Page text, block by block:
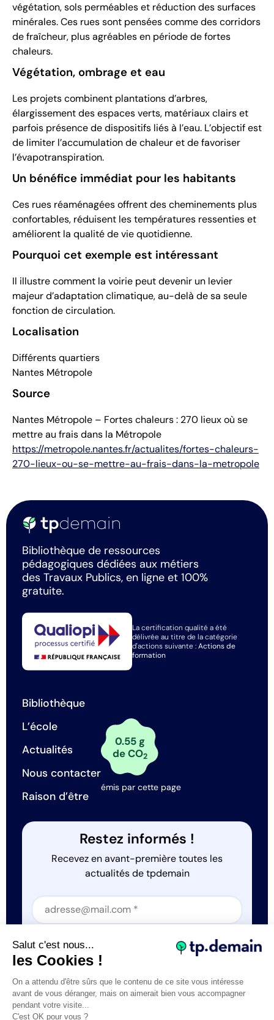
végétation, sols perméables et réduction des surfaces
minérales. Ces rues sont pensées comme des corridors
de fraîcheur, plus agréables en période de fortes
chaleurs.
Végétation, ombrage et eau
Les projets combinent plantations d’arbres,
élargissement des espaces verts, matériaux clairs et
parfois présence de dispositifs liés à l’eau. L’objectif est
de limiter l’accumulation de chaleur et de favoriser
l’évapotranspiration.
Un bénéfice immédiat pour les habitants
Ces rues réaménagées offrent des cheminements plus
confortables, réduisent les températures ressenties et
améliorent la qualité de vie quotidienne.
Pourquoi cet exemple est intéressant
Il illustre comment la voirie peut devenir un levier
majeur d’adaptation climatique, au-delà de sa seule
fonction de circulation.
Localisation
Différents quartiers
Nantes Métropole
Source
Nantes Métropole – Fortes chaleurs : 270 lieux où se
mettre au frais dans la Métropole
https://metropole.nantes.fr/actualites/fortes-chaleurs-
270-lieux-ou-se-mettre-au-frais-dans-la-metropole
Bibliothèque de ressources
pédagogiques dédiées aux métiers
des Travaux Publics, en ligne et 100%
gratuite.
La certification qualité a été
délivrée au titre de la catégorie
d'actions suivante :Actions de
formation
Bibliothèque
L’école
Actualités
Nous contacter
Raison d’être
0.55 g
de CO2
émis par cette page
Restez informés !
Recevez en avant-première toutes les
actualités de tpdemain
Section
Section
J'accepte que tp.demain utilise mes informations
Salut c'est nous...
les Cookies !
On a attendu d'être sûrs que le contenu de ce site vous intéresse
avant de vous déranger, mais on aimerait bien vous accompagner
pendant votre visite...
C'est OK pour vous ?